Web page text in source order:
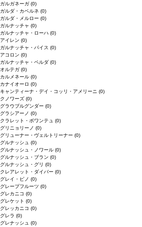
ガルガネーガ (0)
ガルダ・カベルネ (0)
ガルダ・メルロー (0)
ガルナッチャ (0)
ガルナッチャ・ローハ (0)
アイレン (0)
ガルナッチャ・パイス (0)
アコロン (0)
ガルナッチャ・ペルダ (0)
オルテガ (0)
カルメネール (0)
カナイオーロ (0)
キャンティーナ・デイ・コッリ・アメリーニ (0)
クノワーズ (0)
グラウブルグンダー (0)
グラシアーノ (0)
クラレット・ボワンテュ (0)
グリニョリーノ (0)
グリューナー・ヴェルトリーナー (0)
グルナッシュ (0)
グルナッシュ・ノワール (0)
グルナッシュ・ブラン (0)
グルナッシュ・グリ (0)
クレアレット・ダイバー (0)
グレイ・ピノ (0)
グレープフルーツ (0)
グレカニコ (0)
グレケット (0)
グレッカニコ (0)
グレラ (0)
グレナッシュ (0)